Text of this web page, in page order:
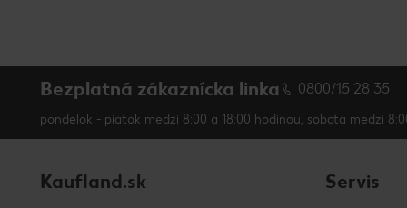
Bezplatná zákaznícka linka 0800/15 28 35
pondelok - piatok medzi 8:00 a 18:00 hodinou, sobota medzi
Kaufland.sk Servis